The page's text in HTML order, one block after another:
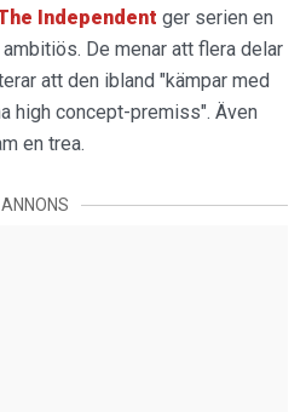
Independent ger serien en
De menar att flera delar
att den ibland "kämpar med
high concept-premiss". Även
en trea.
ANNONS